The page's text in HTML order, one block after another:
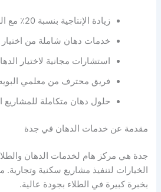
زيادة الإنتاجية بنسبة 20٪ مع الدهانات الجذابة
خدمات دهان شاملة من اختيار
استشارات مجانية لاختيار
فريق محترف من معلمي
حلول دهان متكاملة للمشاريع
مقدمة عن خدمات الدهان في جدة
جدة هي مركز هام لخدمات الدهان
الخيارات لتنفيذ مشاريع سكنية وتجارية.
بخبرة كبيرة في الطلاء بجودة عالية.